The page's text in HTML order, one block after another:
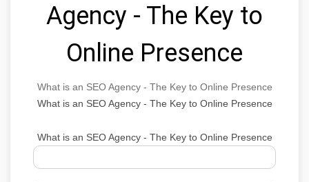
Agency - The Key to
Online Presence
What is an SEO Agency - The Key to Online Presence
What is an SEO Agency - The Key to Online Presence
What is an SEO Agency - The Key to Online Presence